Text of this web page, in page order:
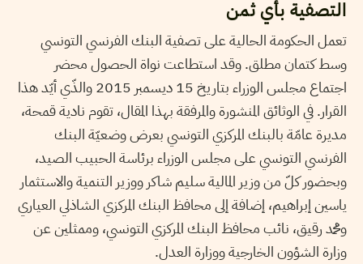
التصفية بأي ثمن
تعمل الحكومة الحالية على تصفية البنك الفرنسي التونسي
وسط كتمان مطلق. وقد استطاعت نواة الحصول محضر
اجتماع مجلس الوزراء بتاريخ 15 ديسمبر 2015 والذّي أيّد هذا
القرار. في الوثائق المنشورة والمرفقة بهذا المقال، تقوم نادية قمحة،
مديرة عامّة بالبنك المركزي التونسي بعرض وضعيّة البنك
الفرنسي التونسي على مجلس الوزراء برئاسة الحبيب الصيد،
وبحضور كلّ من وزير المالية سليم شاكر ووزير التنمية والاستثمار
ياسين إبراهيم، إضافة إلى محافظ البنك المركزي الشاذلي العياري
ومحمد رقيق، نائب محافظ البنك المركزي التونسي، وممثلين عن
وزارة الشؤون الخارجية ووزارة العدل.